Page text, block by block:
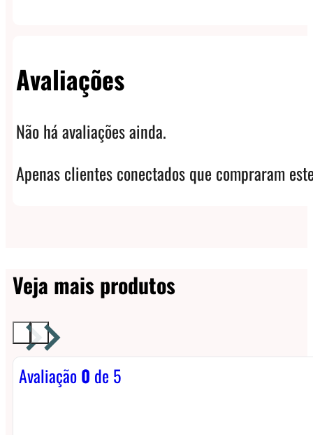
Avaliações
Não há avaliações ainda.
Apenas clientes conectados que compraram
Veja mais produtos
Avaliação0 de 5